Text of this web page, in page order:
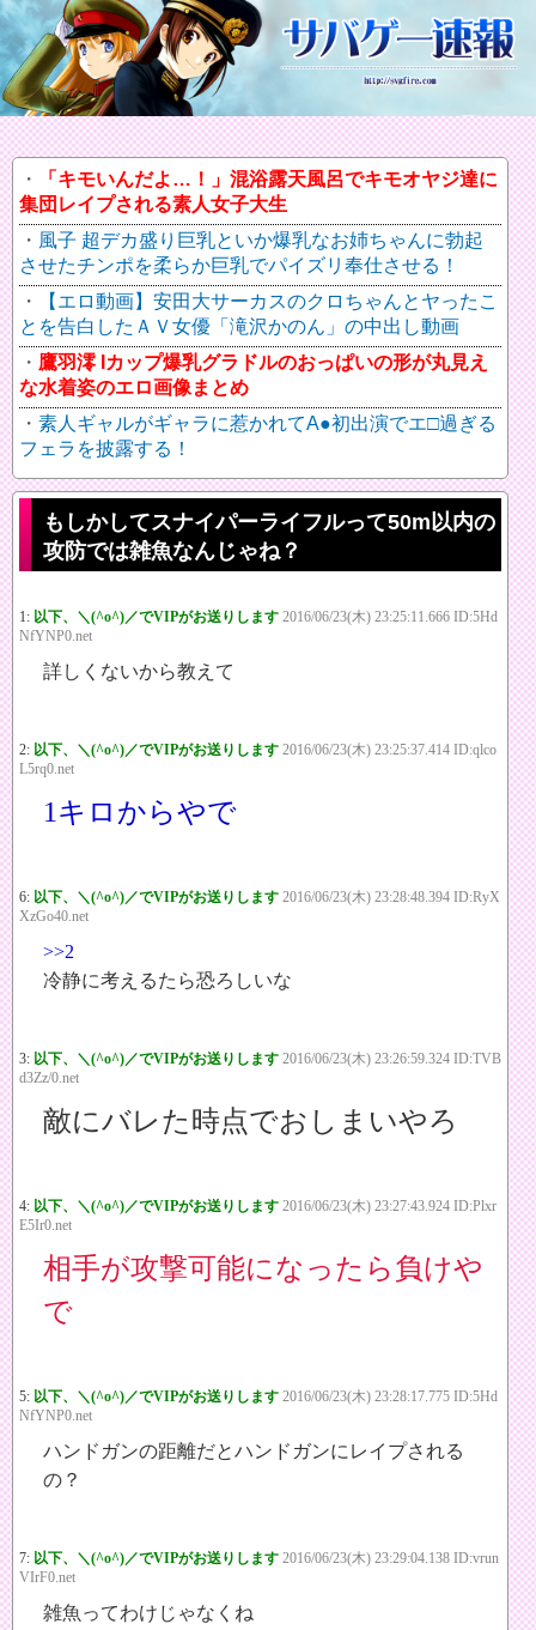
「キモいんだよ…！」混浴露天風呂でキモオヤジ達に
集団レイプされる素人女子大生
風子 超デカ盛り巨乳といか爆乳なお姉ちゃんに勃起
させたチンポを柔らか巨乳でパイズリ奉仕させる！
【エロ動画】安田大サーカスのクロちゃんとヤったこ
とを告白したＡＶ女優「滝沢かのん」の中出し動画
鷹羽澪 Iカップ爆乳グラドルのおっぱいの形が丸見え
な水着姿のエロ画像まとめ
素人ギャルがギャラに惹かれてA●初出演でエ□過ぎる
フェラを披露する！
もしかしてスナイパーライフルって50m以内の
攻防では雑魚なんじゃね？
1: 以下、＼(^o^)／でVIPがお送りします 2016/06/23(木) 23:25:11.666 ID:5Hd
NfYNP0.net
詳しくないから教えて
2: 以下、＼(^o^)／でVIPがお送りします 2016/06/23(木) 23:25:37.414 ID:qlco
L5rq0.net
1キロからやで
6: 以下、＼(^o^)／でVIPがお送りします 2016/06/23(木) 23:28:48.394 ID:RyX
XzGo40.net
>>2
冷静に考えるたら恐ろしいな
3: 以下、＼(^o^)／でVIPがお送りします 2016/06/23(木) 23:26:59.324 ID:TVB
d3Zz/0.net
敵にバレた時点でおしまいやろ
4: 以下、＼(^o^)／でVIPがお送りします 2016/06/23(木) 23:27:43.924 ID:Plxr
E5Ir0.net
相手が攻撃可能になったら負けや
で
5: 以下、＼(^o^)／でVIPがお送りします 2016/06/23(木) 23:28:17.775 ID:5Hd
NfYNP0.net
ハンドガンの距離だとハンドガンにレイプされる
の？
7: 以下、＼(^o^)／でVIPがお送りします 2016/06/23(木) 23:29:04.138 ID:vrun
VIrF0.net
雑魚ってわけじゃなくね